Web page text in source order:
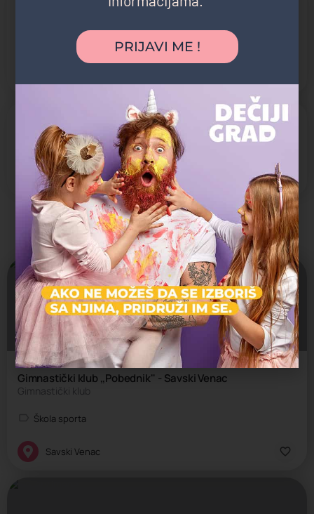
Mladji osnovci Roditelji
Srednjoškolci Stariji osnovci
DODATNE AKTIVNOSTI:
Svakog leta organizujemo školu mačevanja u prirodi - na
Košutnjaku ili Adi, ujedno organizujemo i pripreme u avgustu i
povremeno zimske pripreme u januaru.
Možda vas zanima i sledeće:
Gimnastički klub ,,Pobednik'' - Savski Venac
Gimnastički klub
Škola sporta
Savski Venac
PRIJAVI ME !